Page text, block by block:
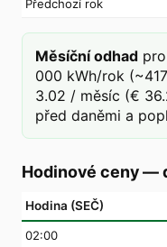
Předchozí rok
Měsíční odhad
000 kWh/rok
3.02 / měsíc (€
před daněmi a
Hodinové ceny —
Hodina (SEČ)
02:00